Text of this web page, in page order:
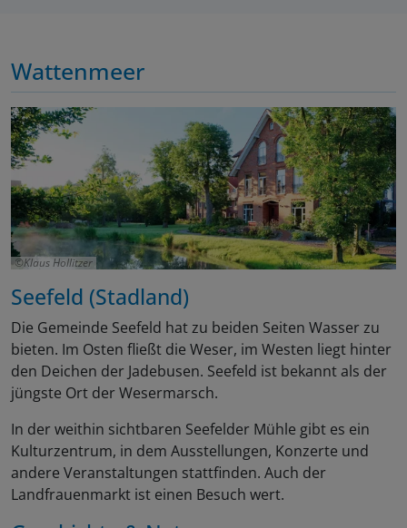
Wattenmeer
Klaus Hollitzer
Seefeld (Stadland)
Die Gemeinde Seefeld hat zu beiden Seiten Wasser zu
bieten. Im Osten fließt die Weser, im Westen liegt hinter
den Deichen der Jadebusen. Seefeld ist bekannt als der
jüngste Ort der Wesermarsch.
In der weithin sichtbaren Seefelder Mühle gibt es ein
Kulturzentrum, in dem Ausstellungen, Konzerte und
andere Veranstaltungen stattfinden. Auch der
Landfrauenmarkt ist einen Besuch wert.